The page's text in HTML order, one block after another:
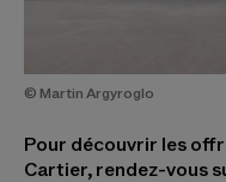
© Martin Argyroglo
Pour découvrir les
Cartier, rendez-vous